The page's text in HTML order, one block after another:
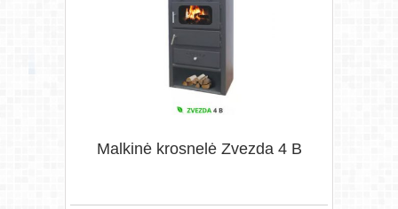
Malkinė krosnelė Zvezda 4 B